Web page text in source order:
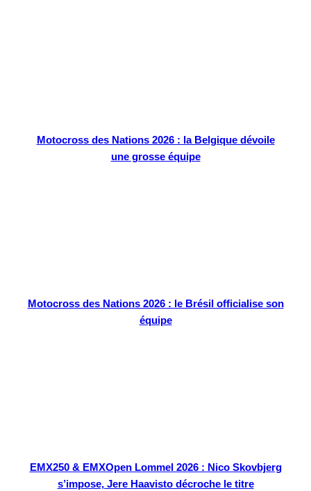
Motocross des Nations 2026 : la Belgique dévoile
une grosse équipe
Motocross des Nations 2026 : le Brésil officialise son
équipe
EMX250 & EMXOpen Lommel 2026 : Nico Skovbjerg
s’impose, Jere Haavisto décroche le titre